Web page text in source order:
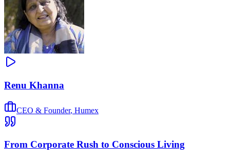
Renu Khanna
CEO & Founder, Humex
From Corporate Rush to Conscious Living